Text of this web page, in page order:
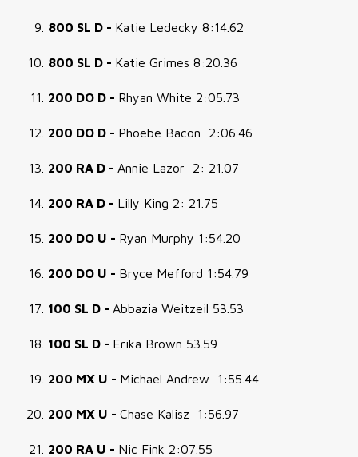
800 SL D - Katie Ledecky 8:14.62
800 SL D - Katie Grimes 8:20.36
200 DO D - Rhyan White 2:05.73
200 DO D - Phoebe Bacon 2:06.46
200 RA D - Annie Lazor 2: 21.07
200 RA D - Lilly King 2: 21.75
200 DO U - Ryan Murphy 1:54.20
200 DO U - Bryce Mefford 1:54.79
100 SL D - Abbazia Weitzeil 53.53
100 SL D - Erika Brown 53.59
200 MX U - Michael Andrew 1:55.44
200 MX U - Chase Kalisz 1:56.97
200 RA U - Nic Fink 2:07.55